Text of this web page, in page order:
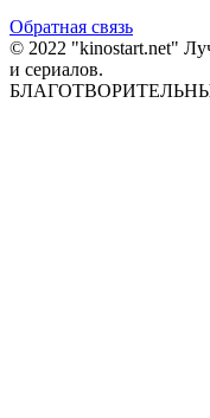
Обратная связь
© 2022 "kinostart.net"
и сериалов.